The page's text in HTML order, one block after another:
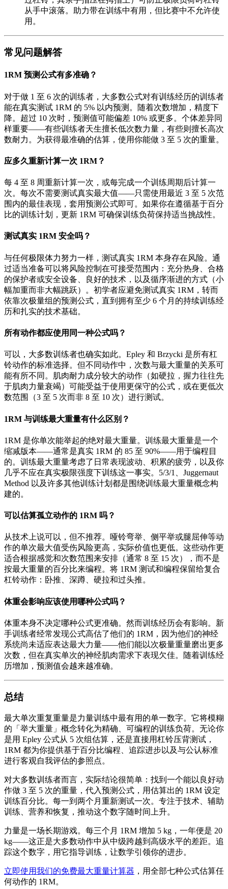
从手中滚落。助力带在训练中有用，但比赛中不允许使
用。
常见问题解答
1RM 预测公式有多准确？
对于做 1 至 6 次的训练者，大多数公式对有训练经历的训练者
能在真实测试 1RM 的 5% 以内预测。随着次数增加，精度下
降。超过 10 次时，预测值可能偏差 10% 或更多。个体差异同
样重要——有些训练者天生擅长低次数力量，有些则擅长高次
数耐力。为获得最准确的估算，使用你能做 3 至 5 次的重量。
应多久重新计算一次 1RM？
每 4 至 8 周重新计算一次，或每完成一个训练周期后计算一
次。每次不需要测试真实最大值——只需使用最近 3 至 5 次范
围内的最佳表现，套用预测公式即可。如果你在遵循基于百分
比的训练计划，更新 1RM 可确保训练负荷保持适当挑战性。
测试真实 1RM 安全吗？
与任何极限体力努力一样，测试真实 1RM 本身存在风险。通
过适当准备可以将风险控制在可接受范围内：充分热身、合格
的保护者或安全设备、良好的技术，以及循序渐进的方式（小
幅加重而非大幅跳跃）。初学者应避免测试真实 1RM，转而
依靠次极量组的预测公式，直到拥有至少 6 个月的持续训练经
历和扎实的技术基础。
所有动作都应使用同一种公式吗？
可以，大多数训练者也确实如此。Epley 和 Brzycki 是所有杠
铃动作的标准选择。但不同动作中，次数与最大重量的关系可
能有所不同。肌肉耐力成分较大的动作（如硬拉，握力往往先
于肌肉力量衰竭）可能受益于使用更保守的公式，或在更低次
数范围（3 至 5 次而非 8 至 10 次）进行测试。
1RM 与训练最大重量有什么区别？
1RM 是你单次能举起的绝对最大重量。训练最大重量是一个
缩减版本——通常是真实 1RM 的 85 至 90%——用于编程目
的。训练最大重量考虑了日常表现波动、积累的疲劳，以及你
几乎不应在真实极限强度下训练这一事实。5/3/1、Juggernaut
Method 以及许多其他训练计划都是围绕训练最大重量概念构
建的。
可以估算孤立动作的 1RM 吗？
从技术上说可以，但不推荐。哑铃弯举、侧平举或腿屈伸等动
作的单次最大值受伤风险更高，实际价值也更低。这些动作更
适合根据感觉和次数范围来安排（通常 8 至 15 次），而不是
按最大重量的百分比来编程。将 1RM 测试和编程保留给复合
杠铃动作：卧推、深蹲、硬拉和过头推。
体重会影响应该使用哪种公式吗？
体重本身不决定哪种公式更准确。然而训练经历会有影响。新
手训练者经常发现公式高估了他们的 1RM，因为他们的神经
系统尚未适应表达最大力量——他们能以次极量重量磨出更多
次数，但在真实单次的神经肌肉需求下表现欠佳。随着训练经
历增加，预测值会越来越准确。
总结
最大单次重复重量是力量训练中最有用的单一数字。它将模糊
的「举大重量」概念转化为精确、可编程的训练负荷。无论你
是用 Epley 公式从 5 次组估算，还是直接用杠铃压背测试，
1RM 都为你提供基于百分比编程、追踪进步以及与公认标准
进行客观自我评估的参照点。
对大多数训练者而言，实际结论很简单：找到一个能以良好动
作做 3 至 5 次的重量，代入预测公式，用估算出的 1RM 设定
训练百分比。每一到两个月重新测试一次。专注于技术、辅助
训练、营养和恢复，推动这个数字随时间上升。
力量是一场长期游戏。每三个月 1RM 增加 5 kg，一年便是 20
kg——这正是大多数动作中从中级跨越到高级水平的差距。追
踪这个数字，用它指导训练，让数学引领你的进步。
立即使用我们的免费最大重量计算器 ，用全部七种公式估算任
何动作的 1RM。